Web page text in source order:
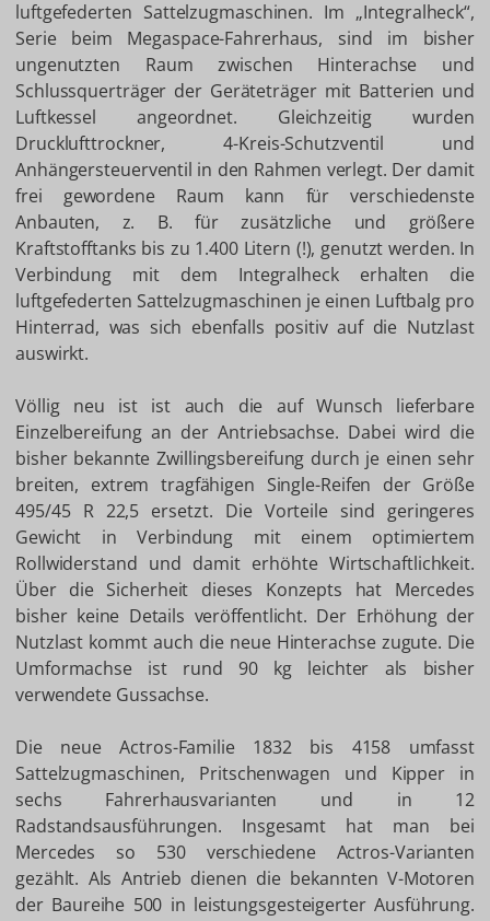
luftgefederten Sattelzugmaschinen. Im „Integralheck“,
Serie beim Megaspace-Fahrerhaus, sind im bisher
ungenutzten Raum zwischen Hinterachse und
Schlussquerträger der Geräteträger mit Batterien und
Luftkessel angeordnet. Gleichzeitig wurden
Drucklufttrockner, 4-Kreis-Schutzventil und
Anhängersteuerventil in den Rahmen verlegt. Der damit
frei gewordene Raum kann für verschiedenste
Anbauten, z. B. für zusätzliche und größere
Kraftstofftanks bis zu 1.400 Litern (!), genutzt werden. In
Verbindung mit dem Integralheck erhalten die
luftgefederten Sattelzugmaschinen je einen Luftbalg pro
Hinterrad, was sich ebenfalls positiv auf die Nutzlast
auswirkt.
Völlig neu ist ist auch die auf Wunsch lieferbare
Einzelbereifung an der Antriebsachse. Dabei wird die
bisher bekannte Zwillingsbereifung durch je einen sehr
breiten, extrem tragfähigen Single-Reifen der Größe
495/45 R 22,5 ersetzt. Die Vorteile sind geringeres
Gewicht in Verbindung mit einem optimiertem
Rollwiderstand und damit erhöhte Wirtschaftlichkeit.
Über die Sicherheit dieses Konzepts hat Mercedes
bisher keine Details veröffentlicht. Der Erhöhung der
Nutzlast kommt auch die neue Hinterachse zugute. Die
Umformachse ist rund 90 kg leichter als bisher
verwendete Gussachse.
Die neue Actros-Familie 1832 bis 4158 umfasst
Sattelzugmaschinen, Pritschenwagen und Kipper in
sechs Fahrerhausvarianten und in 12
Radstandsausführungen. Insgesamt hat man bei
Mercedes so 530 verschiedene Actros-Varianten
gezählt. Als Antrieb dienen die bekannten V-Motoren
der Baureihe 500 in leistungsgesteigerter Ausführung.